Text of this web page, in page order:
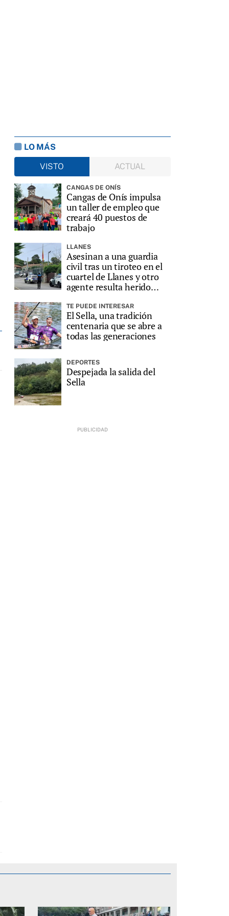
LO MÁS
VISTO
ACTUAL
CANGAS DE ONÍS
Cangas de Onís impulsa
un taller de empleo que
creará 40 puestos de
trabajo
LLANES
Asesinan a una guardia
civil tras un tiroteo en el
cuartel de Llanes y otro
agente resulta herido
TE PUEDE INTERESAR
El Sella, una tradición
centenaria que se abre a
todas las generaciones
DEPORTES
Despejada la salida del
Sella